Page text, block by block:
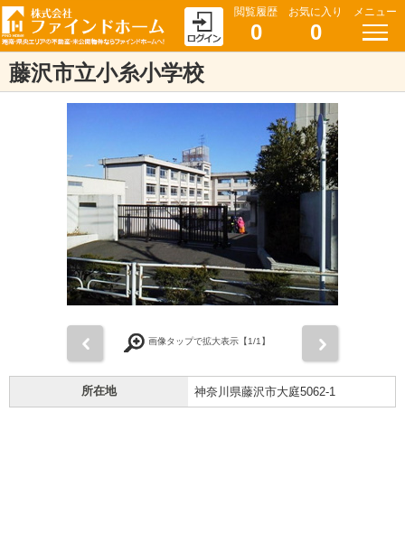
閲覧履歴
0
お気に入り
0
メニュー
藤沢市立小糸小学校
画像タップで拡大表示【1/1】
所在地 神奈川県藤沢市大庭5062-1